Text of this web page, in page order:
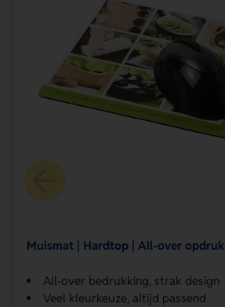
Muismat | Hardtop | All-over opdruk
All-over bedrukking, strak design
Veel kleurkeuze, altijd passend